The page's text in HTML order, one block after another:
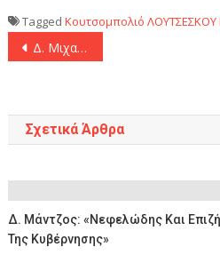
Tagged Κουτσομπολιό ΛΟΥΤΣΕΣΚΟΥ
Πλοήγηση
Δ. Μιχαηλίδου στην Αίγινα: «Για πρώτη φορά ζεστά σχολικά γεύματα σε όλα τα δημοτικά σχολεία του νησιού»
Σχετικά Άρθρα
Δ. Μάντζος: «Νεφελώδης Και
Της Κυβέρνησης»